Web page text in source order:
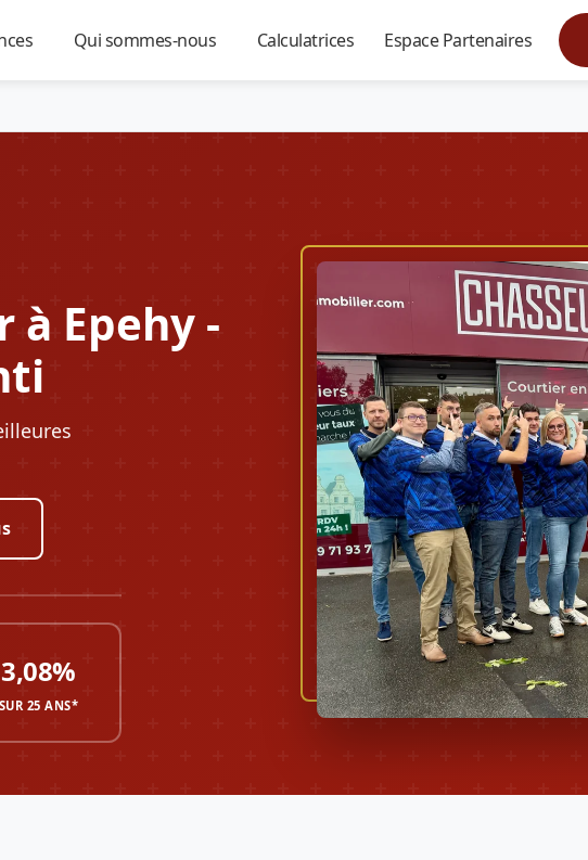
Qui sommes-nous Calculatrices Espace Partenaires
Epehy -
3,08%
SUR 25 ANS*